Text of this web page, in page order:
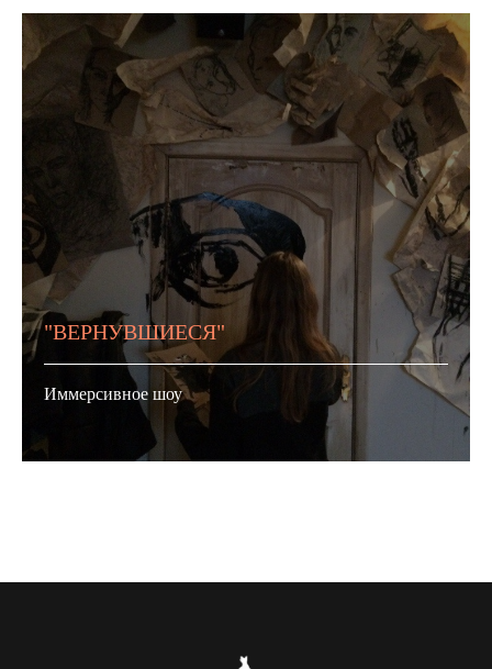
"ВЕРНУВШИЕСЯ"
Иммерсивное шоу